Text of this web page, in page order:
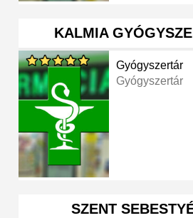
KALMIA
Gyógyszertár
Gyógyszertár
SZENT